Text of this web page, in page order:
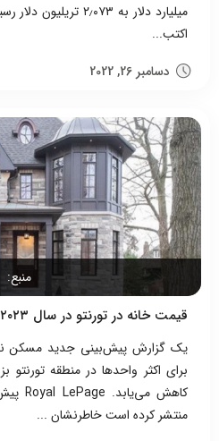
میلیارد دلار به ۲٫۰۷۳
اکتب...
دسامبر 26, 2022
منبع:
قیمت خانه در تورنتو در سال ۲۰۲۳
یک گزارش پیش‌بینی جدید مسکن
منتشر کرده است خاطرنشان ...